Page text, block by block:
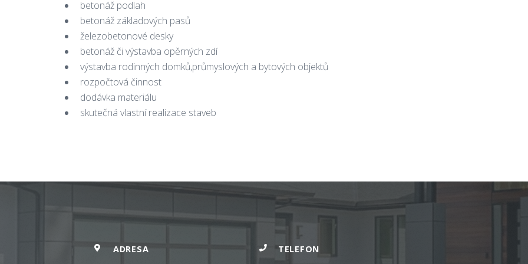
betonáž podlah
betonáž základových pasů
železobetonové desky
betonáž či výstavba opěrných zdí
výstavba rodinných domků,průmyslových a bytových objektů
rozpočtová činnost
dodávka materiálu
skutečná vlastní realizace staveb
ADRESA TELEFON